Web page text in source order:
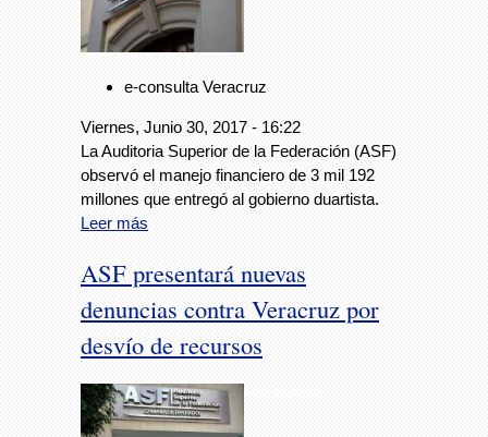
e-consulta Veracruz
Viernes, Junio 30, 2017 - 16:22
La Auditoria Superior de la Federación (ASF)
observó el manejo financiero de 3 mil 192
millones que entregó al gobierno duartista.
Leer más
ASF presentará nuevas
denuncias contra Veracruz por
desvío de recursos